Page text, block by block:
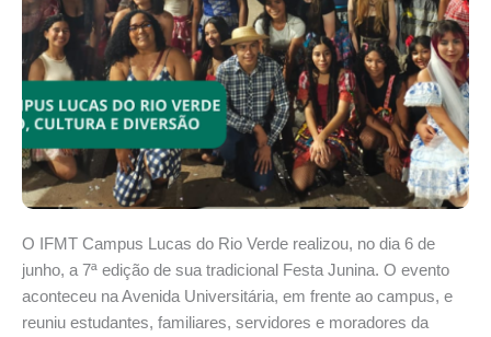
O IFMT Campus Lucas do Rio Verde realizou, no dia 6 de
junho, a 7ª edição de sua tradicional Festa Junina. O evento
aconteceu na Avenida Universitária, em frente ao campus, e
reuniu estudantes, familiares, servidores e moradores da